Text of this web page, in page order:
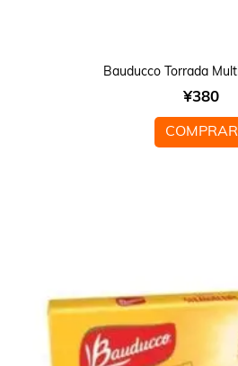
Bauducco Torrada
¥380
COMPRAR